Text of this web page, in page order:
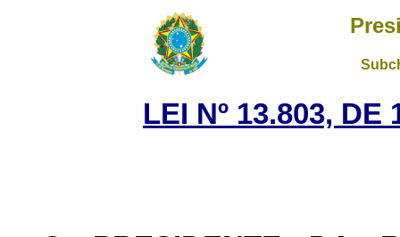
LEI Nº 13.803, DE